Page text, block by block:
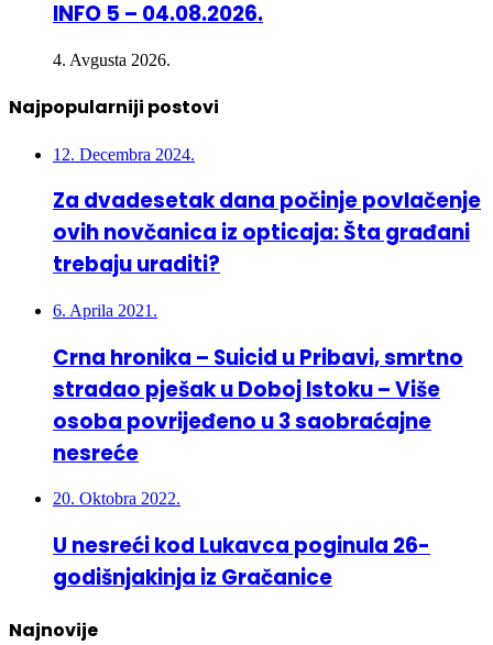
INFO 5 – 04.08.2026.
4. Avgusta 2026.
Najpopularniji postovi
12. Decembra 2024.
Za dvadesetak dana počinje povlačenje
ovih novčanica iz opticaja: Šta građani
trebaju uraditi?
6. Aprila 2021.
Crna hronika – Suicid u Pribavi, smrtno
stradao pješak u Doboj Istoku – Više
osoba povrijeđeno u 3 saobraćajne
nesreće
20. Oktobra 2022.
U nesreći kod Lukavca poginula 26-
godišnjakinja iz Gračanice
Najnovije